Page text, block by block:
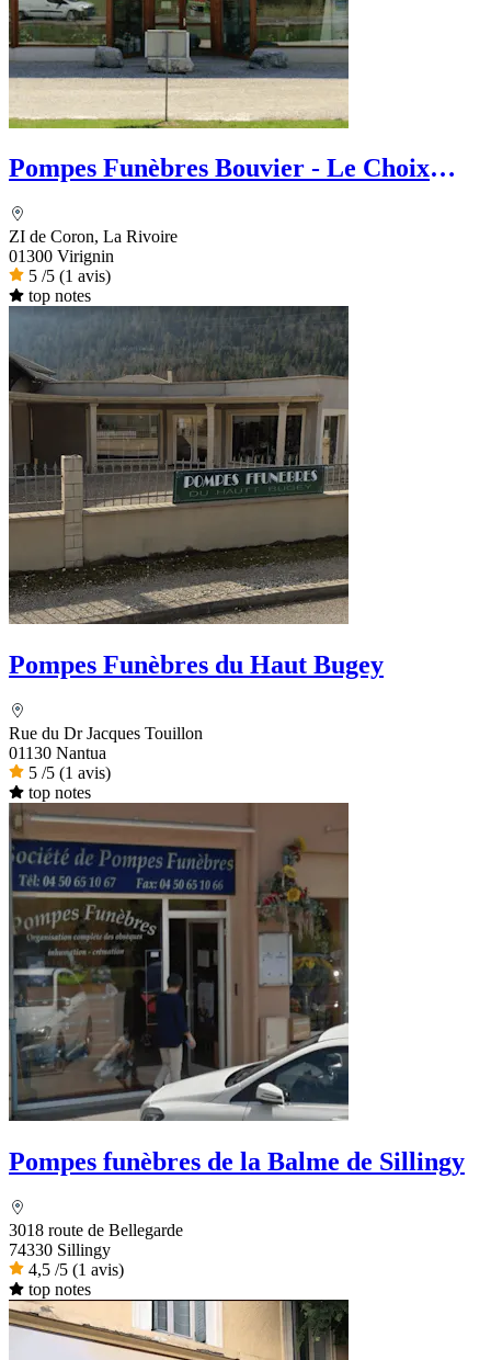
Pompes Funèbres Bouvier - Le Choix
ZI de Coron, La Rivoire
01300 Virignin
5 /5 (1 avis)
top notes
Pompes Funèbres du Haut Bugey
Rue du Dr Jacques Touillon
01130 Nantua
5 /5 (1 avis)
top notes
Pompes funèbres de la Balme de Sillingy
3018 route de Bellegarde
74330 Sillingy
4,5 /5 (1 avis)
top notes